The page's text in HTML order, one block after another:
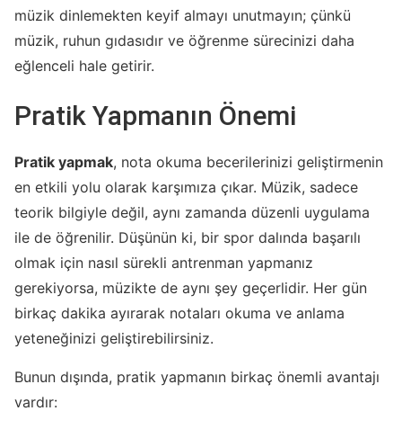
müzik dinlemekten keyif almayı unutmayın; çünkü
müzik, ruhun gıdasıdır ve öğrenme sürecinizi daha
eğlenceli hale getirir.
Pratik Yapmanın Önemi
Pratik yapmak, nota okuma becerilerinizi geliştirmenin
en etkili yolu olarak karşımıza çıkar. Müzik, sadece
teorik bilgiyle değil, aynı zamanda düzenli uygulama
ile de öğrenilir. Düşünün ki, bir spor dalında başarılı
olmak için nasıl sürekli antrenman yapmanız
gerekiyorsa, müzikte de aynı şey geçerlidir. Her gün
birkaç dakika ayırarak notaları okuma ve anlama
yeteneğinizi geliştirebilirsiniz.
Bunun dışında, pratik yapmanın birkaç önemli avantajı
vardır: